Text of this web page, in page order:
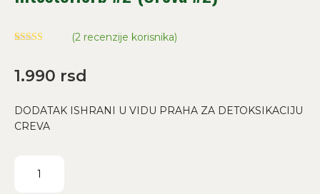
osnovu
ocene kupca
(2recenzije korisnika)
1.990 rsd
DODATAK ISHRANI U VIDU PRAHA ZA DETOKSIKACIJU
CREVA